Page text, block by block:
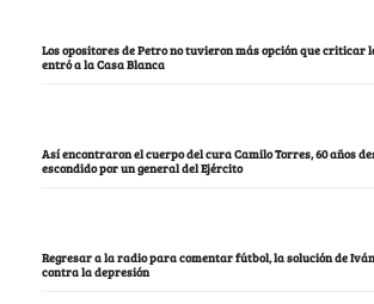
Los opositores de Petro no tuvieron más opción que criticar
entró a la Casa Blanca
Así encontraron el cuerpo del cura Camilo Torres, 60 años
escondido por un general del Ejército
Regresar a la radio para comentar fútbol, la solución de
contra la depresión